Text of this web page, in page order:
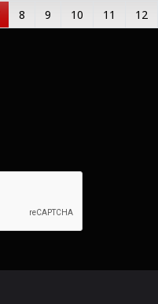
8 9 10 11 12